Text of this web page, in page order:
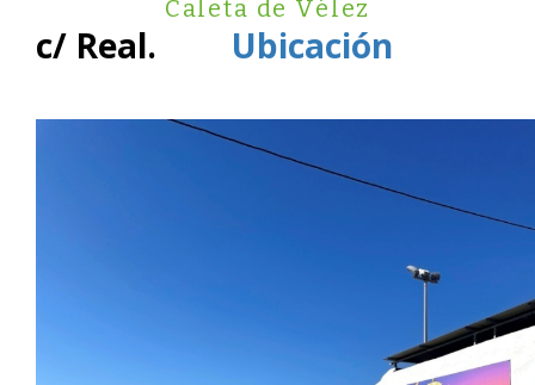
Caleta de Vélez
c/ Real. Ubicación